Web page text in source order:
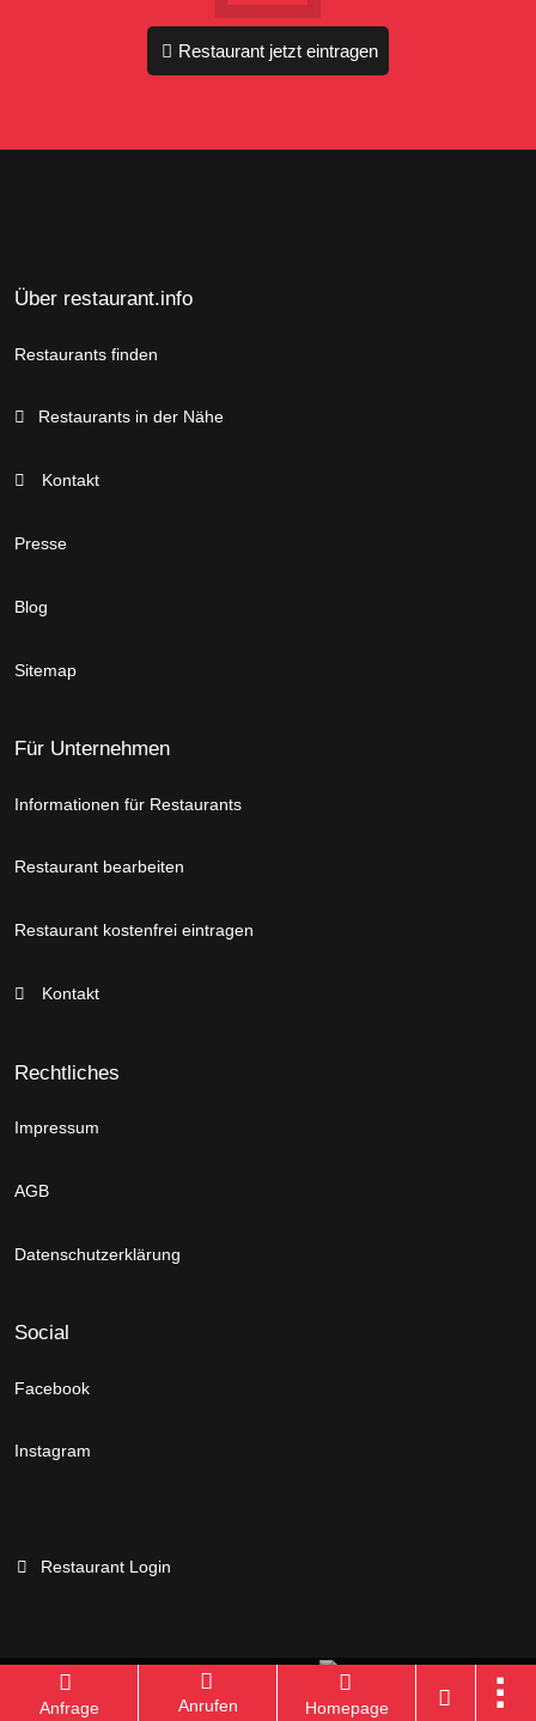
Anfrage Anrufen Homepage
Restaurant jetzt eintragen
Über restaurant.info
Restaurants finden
Restaurants in der Nähe
Kontakt
Presse
Blog
Sitemap
Für Unternehmen
Informationen für Restaurants
Restaurant bearbeiten
Restaurant kostenfrei eintragen
Kontakt
Rechtliches
Impressum
AGB
Datenschutzerklärung
Social
Facebook
Instagram
Restaurant Login
Branchenportal Software made in Germany
Aktuelle Version: 14.13.0